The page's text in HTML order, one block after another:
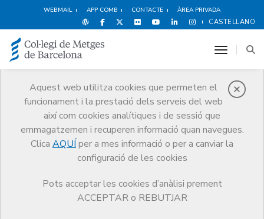
WEBMAIL APP COMB CONTACTE ÀREA PRIVADA
CASTELLANO
Aquest web utilitza cookies que permeten el
funcionament i la prestació dels serveis del web
així com cookies analítiques i de sessió que
emmagatzemen i recuperen informació quan navegues.
Clica AQUÍ per a mes informació o per a canviar la
configuració de les cookies
Pots acceptar les cookies d’anàlisi prement
ACCEPTAR o REBUTJAR
toggle
Notícies
Comunicació
Notícies
Dia de l’Atenció Primària. Peça clau per la salut i per la cohesió social